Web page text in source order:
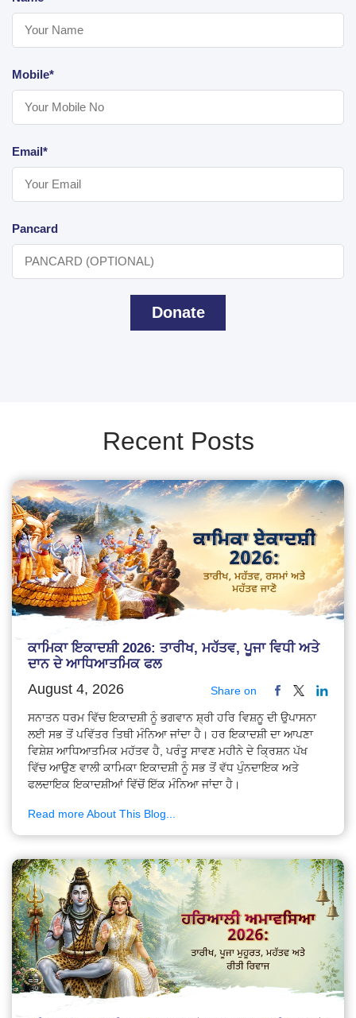
Mobile*
Email*
Pancard
Donate
Recent Posts
ਕਾਮਿਕਾ ਇਕਾਦਸ਼ੀ 2026: ਤਾਰੀਖ, ਮਹੱਤਵ, ਪੂਜਾ ਵਿਧੀ ਅਤੇ
ਦਾਨ ਦੇ ਆਧਿਆਤਮਿਕ ਫਲ
August 4, 2026 Share on
ਸਨਾਤਨ ਧਰਮ ਵਿੱਚ ਇਕਾਦਸ਼ੀ ਨੂੰ ਭਗਵਾਨ ਸ਼੍ਰੀ ਹਰਿ ਵਿਸ਼ਨੂ ਦੀ ਉਪਾਸਨਾ
ਲਈ ਸਭ ਤੋਂ ਪਵਿੱਤਰ ਤਿਥੀ ਮੰਨਿਆ ਜਾਂਦਾ ਹੈ। ਹਰ ਇਕਾਦਸ਼ੀ ਦਾ ਆਪਣਾ
ਵਿਸ਼ੇਸ਼ ਆਧਿਆਤਮਿਕ ਮਹੱਤਵ ਹੈ, ਪਰੰਤੂ ਸਾਵਣ ਮਹੀਨੇ ਦੇ ਕ੍ਰਿਸ਼ਨ ਪੱਖ
ਵਿੱਚ ਆਉਣ ਵਾਲੀ ਕਾਮਿਕਾ ਇਕਾਦਸ਼ੀ ਨੂੰ ਸਭ ਤੋਂ ਵੱਧ ਪੁੰਨਦਾਇਕ ਅਤੇ
ਫਲਦਾਇਕ ਇਕਾਦਸ਼ੀਆਂ ਵਿੱਚੋਂ ਇੱਕ ਮੰਨਿਆ ਜਾਂਦਾ ਹੈ।
Read more About This Blog...